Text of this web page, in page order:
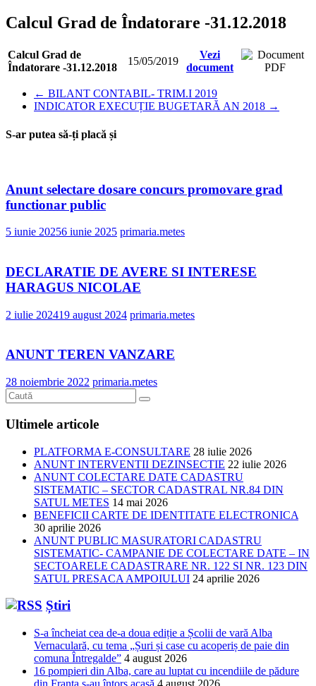
Calcul Grad de Îndatorare -31.12.2018
Calcul Grad de
Îndatorare -31.12.2018
15/05/2019
Vezi
document
← BILANT CONTABIL- TRIM.I 2019
INDICATOR EXECUȚIE BUGETARĂ AN 2018 →
S-ar putea să-ți placă și
Anunt selectare dosare concurs promovare grad
functionar public
5 iunie 20256 iunie 2025 primaria.metes
DECLARATIE DE AVERE SI INTERESE
HARAGUS NICOLAE
2 iulie 202419 august 2024 primaria.metes
ANUNT TEREN VANZARE
28 noiembrie 2022 primaria.metes
Ultimele articole
PLATFORMA E-CONSULTARE 28 iulie 2026
ANUNT INTERVENTII DEZINSECTIE 22 iulie 2026
ANUNT COLECTARE DATE CADASTRU
SISTEMATIC – SECTOR CADASTRAL NR.84 DIN
SATUL METES 14 mai 2026
BENEFICII CARTE DE IDENTITATE ELECTRONICA
30 aprilie 2026
ANUNT PUBLIC MASURATORI CADASTRU
SISTEMATIC- CAMPANIE DE COLECTARE DATE – IN
SECTOARELE CADASTRARE NR. 122 SI NR. 123 DIN
SATUL PRESACA AMPOIULUI 24 aprilie 2026
Știri
S-a încheiat cea de-a doua ediție a Școlii de vară Alba
Vernaculară, cu tema „Șuri și case cu acoperiș de paie din
comuna Întregalde” 4 august 2026
16 pompieri din Alba, care au luptat cu incendiile de pădure
din Franța s-au întors acasă 4 august 2026